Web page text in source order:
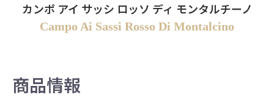
カンポ アイ サッシ ロッソ ディ モンタルチーノ
Campo Ai Sassi Rosso Di Montalcino
商品情報